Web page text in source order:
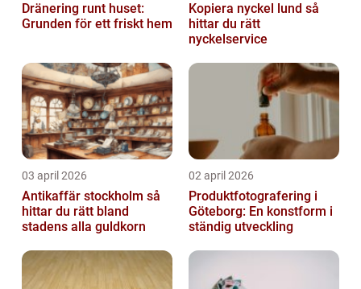
Dränering runt huset:
Grunden för ett friskt hem
Kopiera nyckel lund så
hittar du rätt
nyckelservice
03 april 2026
Antikaffär stockholm så
hittar du rätt bland
stadens alla guldkorn
02 april 2026
Produktfotografering i
Göteborg: En konstform i
ständig utveckling